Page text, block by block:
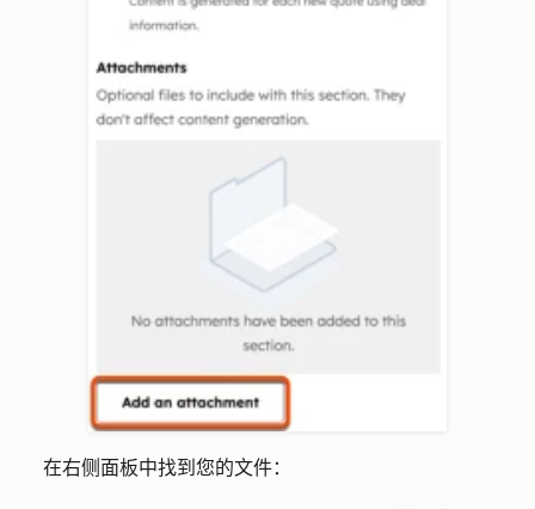
在右侧面板中找到您的文件：